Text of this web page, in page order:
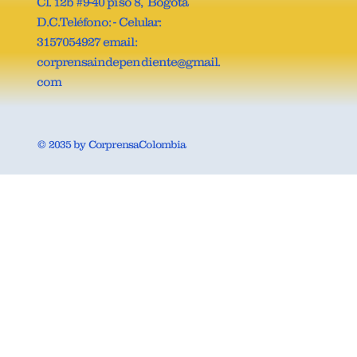
D.C.Teléfono: - Celular:
3157054927 email:
corprensaindependiente@gmail.
com
© 2035 by CorprensaColombia